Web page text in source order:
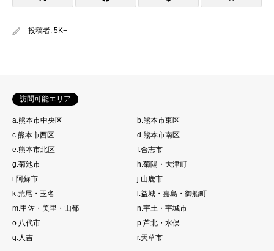
投稿者: 5K+
訪問可能エリア
a.熊本市中央区
b.熊本市東区
c.熊本市西区
d.熊本市南区
e.熊本市北区
f.合志市
g.菊池市
h.菊陽・大津町
i.阿蘇市
j.山鹿市
k.荒尾・玉名
l.益城・嘉島・御船町
m.甲佐・美里・山都
n.宇土・宇城市
o.八代市
p.芦北・水俣
q.人吉
r.天草市